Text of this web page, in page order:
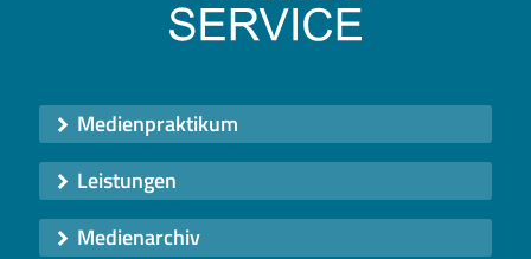
Medienpraktikum
Leistungen
Medienarchiv